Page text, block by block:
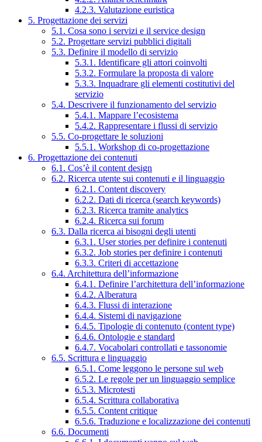
4.2.3. Valutazione euristica
5. Progettazione dei servizi
5.1. Cosa sono i servizi e il service design
5.2. Progettare servizi pubblici digitali
5.3. Definire il modello di servizio
5.3.1. Identificare gli attori coinvolti
5.3.2. Formulare la proposta di valore
5.3.3. Inquadrare gli elementi costitutivi del
servizio
5.4. Descrivere il funzionamento del servizio
5.4.1. Mappare l’ecosistema
5.4.2. Rappresentare i flussi di servizio
5.5. Co-progettare le soluzioni
5.5.1. Workshop di co-progettazione
6. Progettazione dei contenuti
6.1. Cos’è il content design
6.2. Ricerca utente sui contenuti e il linguaggio
6.2.1. Content discovery
6.2.2. Dati di ricerca (search keywords)
6.2.3. Ricerca tramite analytics
6.2.4. Ricerca sui forum
6.3. Dalla ricerca ai bisogni degli utenti
6.3.1. User stories per definire i contenuti
6.3.2. Job stories per definire i contenuti
6.3.3. Criteri di accettazione
6.4. Architettura dell’informazione
6.4.1. Definire l’architettura dell’informazione
6.4.2. Alberatura
6.4.3. Flussi di interazione
6.4.4. Sistemi di navigazione
6.4.5. Tipologie di contenuto (content type)
6.4.6. Ontologie e standard
6.4.7. Vocabolari controllati e tassonomie
6.5. Scrittura e linguaggio
6.5.1. Come leggono le persone sul web
6.5.2. Le regole per un linguaggio semplice
6.5.3. Microtesti
6.5.4. Scrittura collaborativa
6.5.5. Content critique
6.5.6. Traduzione e localizzazione dei contenuti
6.6. Documenti